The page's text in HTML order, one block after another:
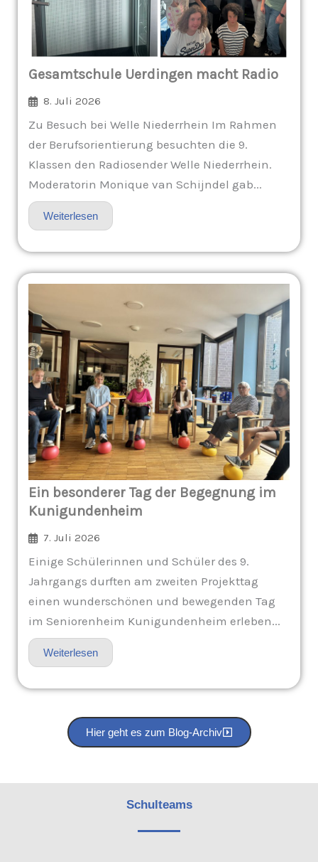
Gesamtschule Uerdingen macht Radio
8. Juli 2026
Zu Besuch bei Welle Niederrhein Im Rahmen
der Berufsorientierung besuchten die 9.
Klassen den Radiosender Welle Niederrhein.
Moderatorin Monique van Schijndel gab...
Weiterlesen
Ein besonderer Tag der Begegnung im
Kunigundenheim
7. Juli 2026
Einige Schülerinnen und Schüler des 9.
Jahrgangs durften am zweiten Projekttag
einen wunderschönen und bewegenden Tag
im Seniorenheim Kunigundenheim erleben...
Weiterlesen
Hier geht es zum Blog-Archiv
Schulteams